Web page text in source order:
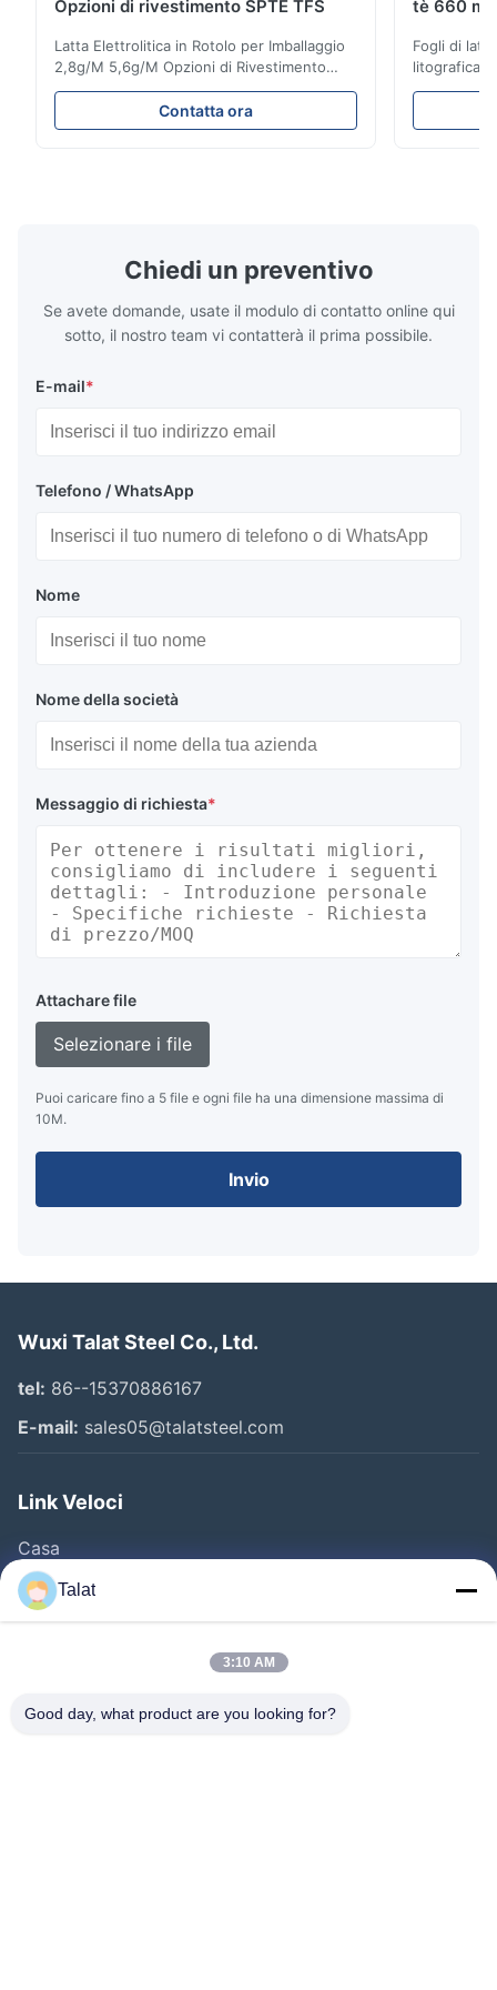
Opzioni di rivestimento SPTE TFS
Latta Elettrolitica in Rotolo per Imballaggio
2,8g/M 5,6g/M Opzioni di Rivestimento
SPTE TFS Latta Elettrolitica in Rotolo per
Imballaggio - Opzioni di Rivestimento
2,8/2,8 e 5,6/5,6 g/m SPTE TFS La Latta
Contatta ora
tè 660
Fogli di
litografica
mm 929
Chiedi un preventivo
Se avete domande, usate il modulo di contatto online qui
sotto, il nostro team vi contatterà il prima possibile.
E-mail*
Telefono / WhatsApp
Nome
Nome della società
Messaggio di richiesta*
Attachare file
Selezionare i file
Puoi caricare fino a 5 file e ogni file ha una dimensione massima di
10M.
Invio
Wuxi Talat Steel Co., Ltd.
tel: 86--15370886167
E-mail: sales05@talatsteel.com
Link Veloci
Casa
Prodotti
Chi Siamo
Controllo Di Qualità
Talat
3:10 AM
Good day, what product are you looking for?